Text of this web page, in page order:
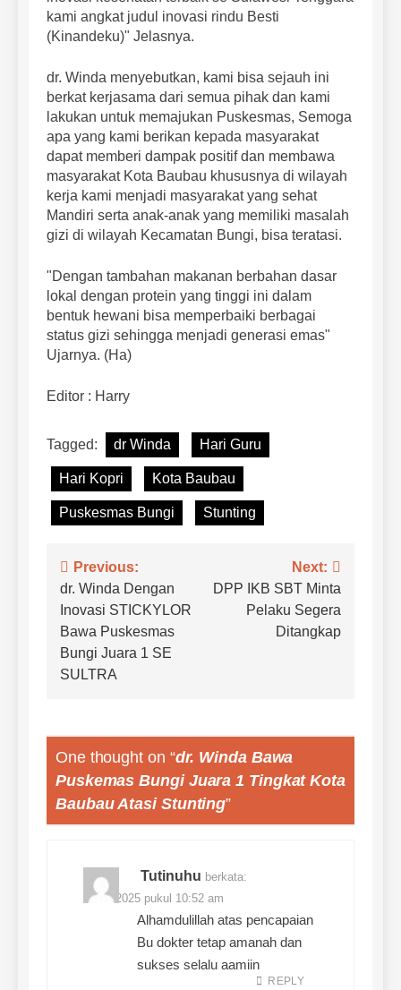
kami angkat judul inovasi rindu Besti
(Kinandeku)" Jelasnya.
dr. Winda menyebutkan, kami bisa sejauh ini
berkat kerjasama dari semua pihak dan kami
lakukan untuk memajukan Puskesmas, Semoga
apa yang kami berikan kepada masyarakat
dapat memberi dampak positif dan membawa
masyarakat Kota Baubau khususnya di wilayah
kerja kami menjadi masyarakat yang sehat
Mandiri serta anak-anak yang memiliki masalah
gizi di wilayah Kecamatan Bungi, bisa teratasi.
"Dengan tambahan makanan berbahan dasar
lokal dengan protein yang tinggi ini dalam
bentuk hewani bisa memperbaiki berbagai
status gizi sehingga menjadi generasi emas"
Ujarnya. (Ha)
Editor : Harry
Tagged: dr Winda Hari Guru
Hari Kopri Kota Baubau
Puskesmas Bungi Stunting
Navigasi
pos
Previous:
dr. Winda Dengan
Inovasi STICKYLOR
Bawa Puskesmas
Bungi Juara 1 SE
SULTRA
Next:
DPP IKB SBT Minta
Pelaku Segera
Ditangkap
One thought on “dr. Winda Bawa
Puskemas Bungi Juara 1 Tingkat Kota
Baubau Atasi Stunting”
Tutinuhu berkata:
02/12/2025 pukul 10:52 am
Alhamdulillah atas pencapaian
Bu dokter tetap amanah dan
sukses selalu aamiin
REPLY